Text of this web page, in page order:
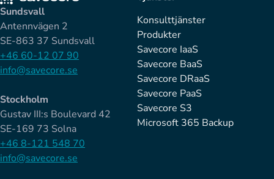
Sundsvall
Antennvägen 2
SE-863 37 Sundsvall
+46 60-12 07 90
info@savecore.se
Stockholm
Gustav III:s Boulevard 42
SE-169 73 Solna
+46 8-121 548 70
info@savecore.se
Konsulttjänster
Produkter
Savecore IaaS
Savecore BaaS
Savecore DRaaS
Savecore PaaS
Savecore S3
Microsoft 365 Backup